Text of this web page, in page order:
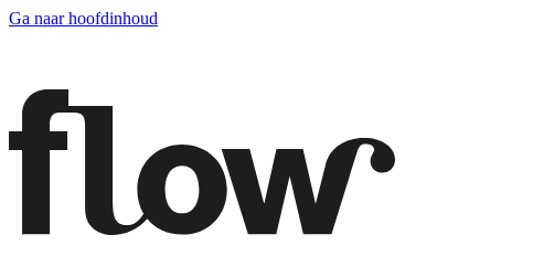
Ga naar hoofdinhoud